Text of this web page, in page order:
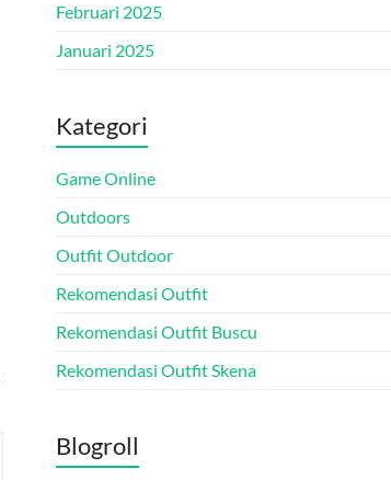
Februari 2025
Januari 2025
Kategori
Game Online
Outdoors
Outfit Outdoor
Rekomendasi Outfit
Rekomendasi Outfit Buscu
Rekomendasi Outfit Skena
Blogroll